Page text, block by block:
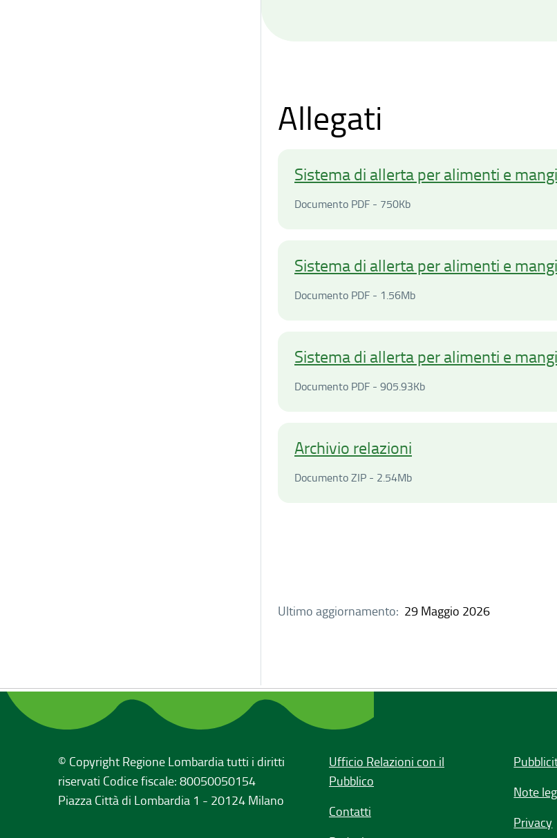
Allegati
Sistema di allerta per alimenti e
Documento PDF - 750KbDocumento PDF -
Sistema di allerta per alimenti e
Documento PDF - 1.56MbDocumento PDF -
Sistema di allerta per alimenti e
Documento PDF - 905.93KbDocumento PDF -
Archivio relazioni
Documento ZIP - 2.54MbDocumento ZIP -
Ultimo aggiornamento: 29 Maggio 2026
© Copyright Regione Lombardia tutti i diritti
riservati Codice fiscale: 80050050154
Piazza Città di Lombardia 1 - 20124 Milano
Ufficio Relazioni con il
Pubblico
Contatti
Note
Privacy